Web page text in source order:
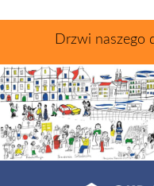
Drzwi naszego